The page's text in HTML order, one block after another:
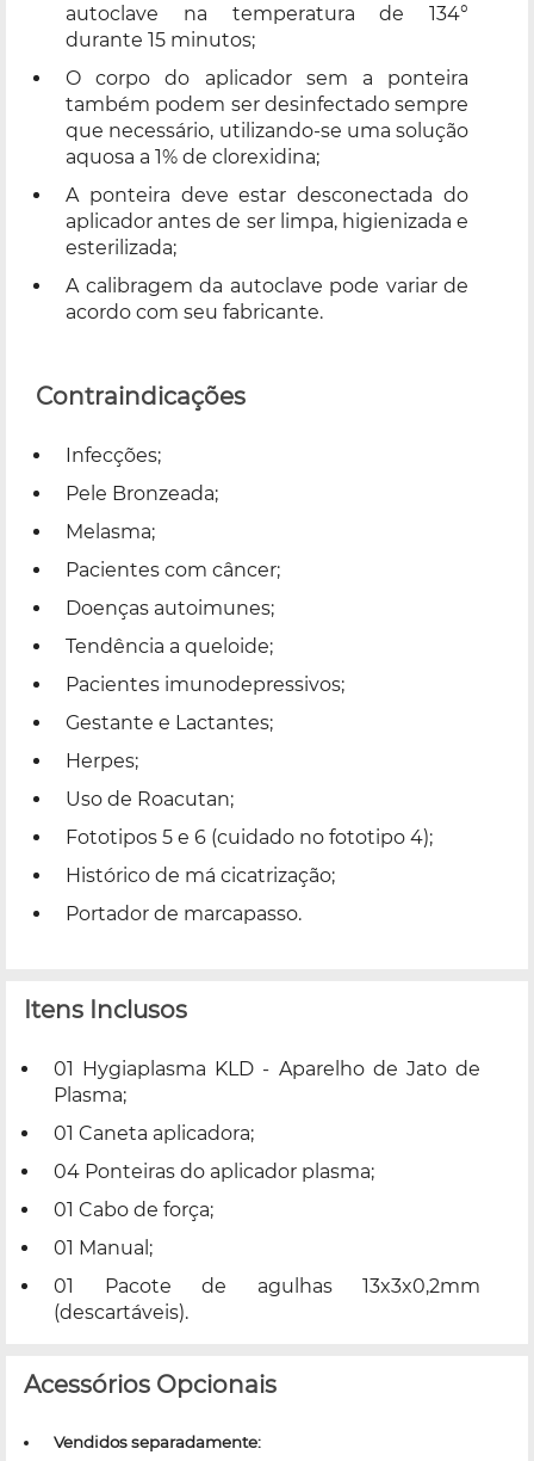
autoclave na temperatura de 134°
durante 15 minutos;
O corpo do aplicador sem a ponteira
também podem ser desinfectado sempre
que necessário, utilizando-­se uma solução
aquosa a 1% de clorexidina;
A ponteira deve estar desconectada do
aplicador antes de ser limpa, higienizada e
esterilizada;
A calibragem da autoclave pode variar de
acordo com seu fabricante.
Contraindicações
Infecções;
Pele Bronzeada;
Melasma;
Pacientes com câncer;
Doenças autoimunes;
Tendência a queloide;
Pacientes imunodepressivos;
Gestante e Lactantes;
Herpes;
Uso de Roacutan;
Fototipos 5 e 6 (cuidado no fototipo 4);
Histórico de má cicatrização;
Portador de marcapasso.
Itens Inclusos
01 Hygiaplasma KLD - Aparelho de Jato de
Plasma;
01 Caneta aplicadora;
04 Ponteiras do aplicador plasma;
01 Cabo de força;
01 Manual;
01 Pacote de agulhas 13x3x0,2mm
(descartáveis).
Acessórios Opcionais
Vendidos separadamente: